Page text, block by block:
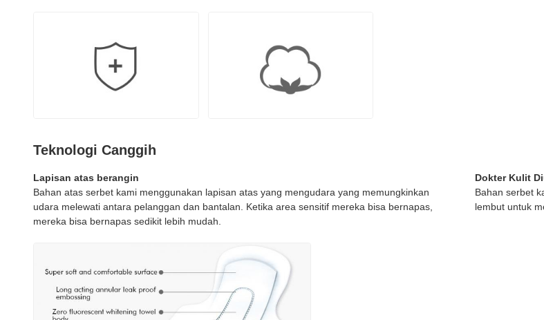
Teknologi Canggih
Lapisan atas berangin
Bahan atas serbet kami menggunakan lapisan atas yang mengudara yang memungkinkan
udara melewati antara pelanggan dan bantalan. Ketika area sensitif mereka bisa bernapas,
mereka bisa bernapas sedikit lebih mudah.
Dokter Kulit
Bahan serbet
lembut untuk